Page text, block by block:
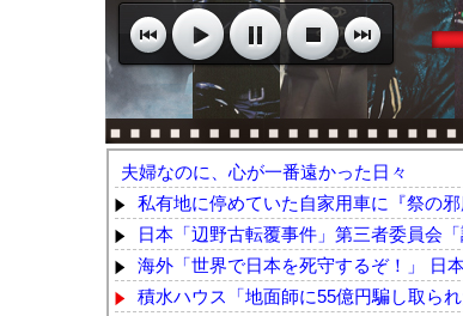
夫婦なのに、心が一番遠かった日々
私有地に停めていた自家用車に『祭の
日本「辺野古転覆事件」第三者委員会
海外「世界で日本を死守するぞ！」 日
積水ハウス「地面師に55億円騙し取ら